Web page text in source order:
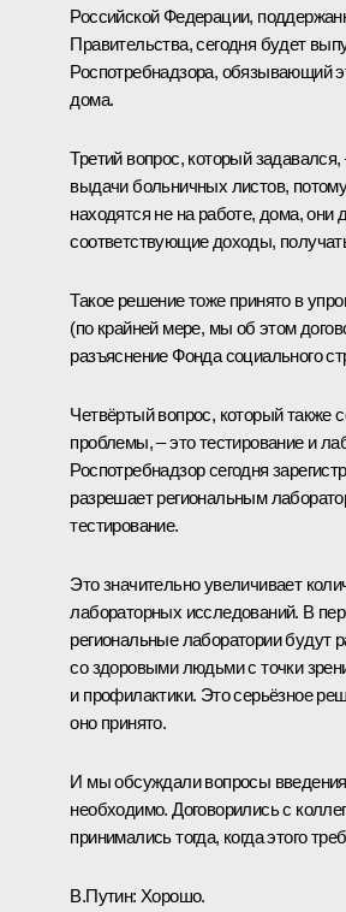
Российской Федерации,
Правительства, сегодня будет
Роспотребнадзора, обязывающий
дома.
Третий вопрос, который
выдачи больничных листов,
находятся не на работе, дома, они
соответствующие доходы,
Такое решение тоже принято в
(по крайней мере, мы об этом
разъяснение Фонда социального
Четвёртый вопрос, который также
проблемы, – это тестирование и
Роспотребнадзор сегодня
разрешает региональным
тестирование.
Это значительно увеличивает
лабораторных исследований. В
региональные лаборатории будут
со здоровыми людьми с точки
и профилактики. Это серьёзное
оно принято.
И мы обсуждали вопросы
необходимо. Договорились с
принимались тогда, когда этого
В.Путин: Хорошо.